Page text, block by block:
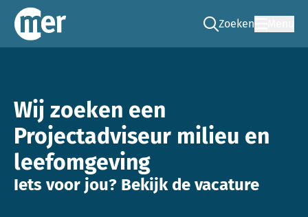
Commissie mer
Zoeken
Ga naar de zoek
Wij zoeken een
Projectadviseur milieu en
leefomgeving
Iets voor jou? Bekijk de vacature